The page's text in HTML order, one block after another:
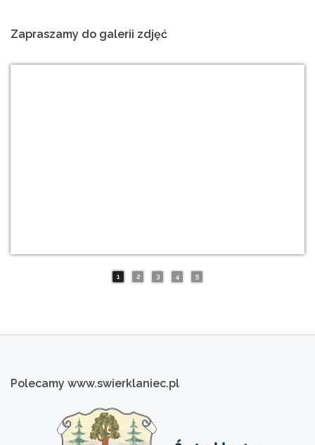
Zapraszamy do galerii zdjęć
1 2 3 4 5
Polecamy www.swierklaniec.pl